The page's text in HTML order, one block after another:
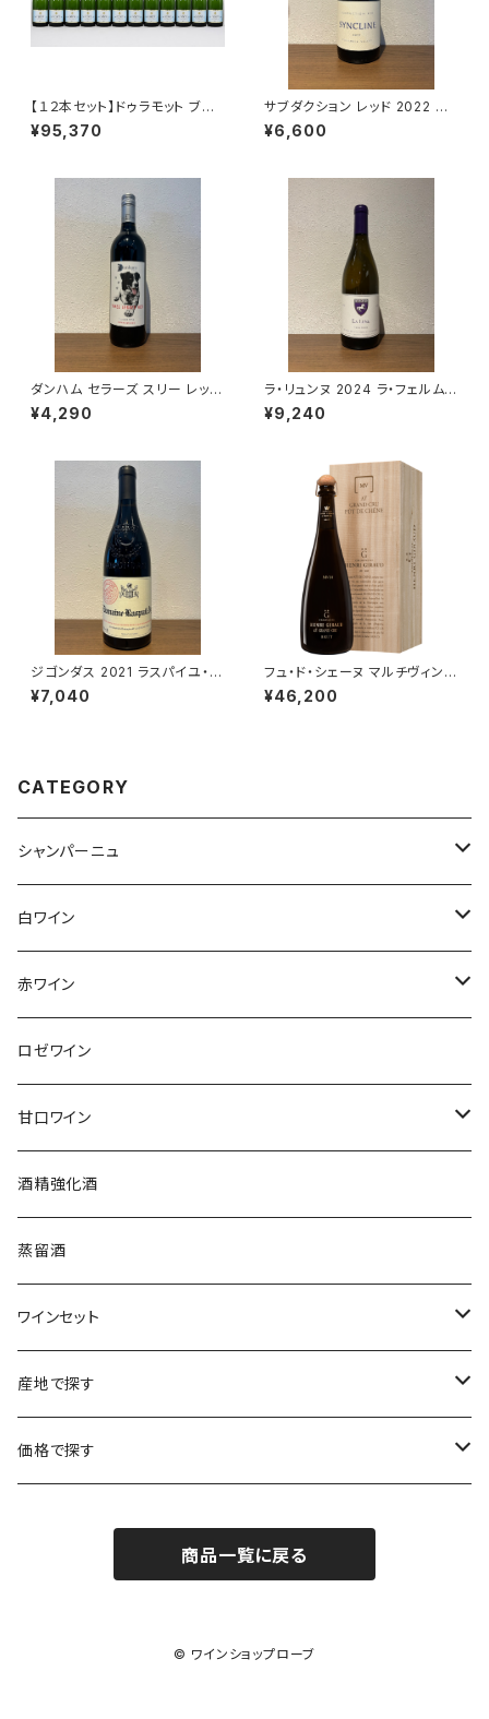
【１２本セット】ドゥラモット ブリ
ュット NV シャンパーニュ 750
ml
¥95,370
サブダクション レッド 2022 シ
ンクライン・ワイナリー 赤ワイン
750ml
¥6,600
ダンハム セラーズ スリー レッグ
ド レッド 2023 赤ワイン 750m
l¥4,290
ラ・リュンヌ 2024 ラ・フェルム・
ド・ラ・サンソニエール 白ワイン
750ml
¥9,240
ジゴンダス 2021 ラスパイユ・ア
イ
¥7,040
フュ・ド・シェーヌ マルチヴィンテ
ージ 木箱入 750ml アンリジロ
ー
¥46,200
CATEGORY
シャンパーニュ
アンリ・ジロー
アンリ・ビリオ・フィス
エティエンヌ・ルフェーヴル
クリスチャン・ゴセ
クロード・カザル
ジェローム・ルフェーヴル
シャルトーニュ・タイエ
シャルル・エドシック
ジャン・ラルマン
白ワイン
フランス
アルザス
ブルゴーニュ
ロワール
コトーシャンプノワ
ドイツ
オーストラリア
ニュージーランド
南アフリカ
チリ
スロヴァキア
オーストリア
赤ワイン
フランス
アルザス
シュッド・ウエスト
ロワール
スロヴァキア
オーストラリア
ニュージーランド
南アフリカ
チリ
アメリカ
ロゼワイン
甘口ワイン
フランス
ソーテルヌ
酒精強化酒
蒸留酒
ワインセット
福袋
シャンパーニュセット
産地で探す
アメリカ
価格で探す
3,000円～4,999円
商品一覧に戻る
© ワインショップローブ